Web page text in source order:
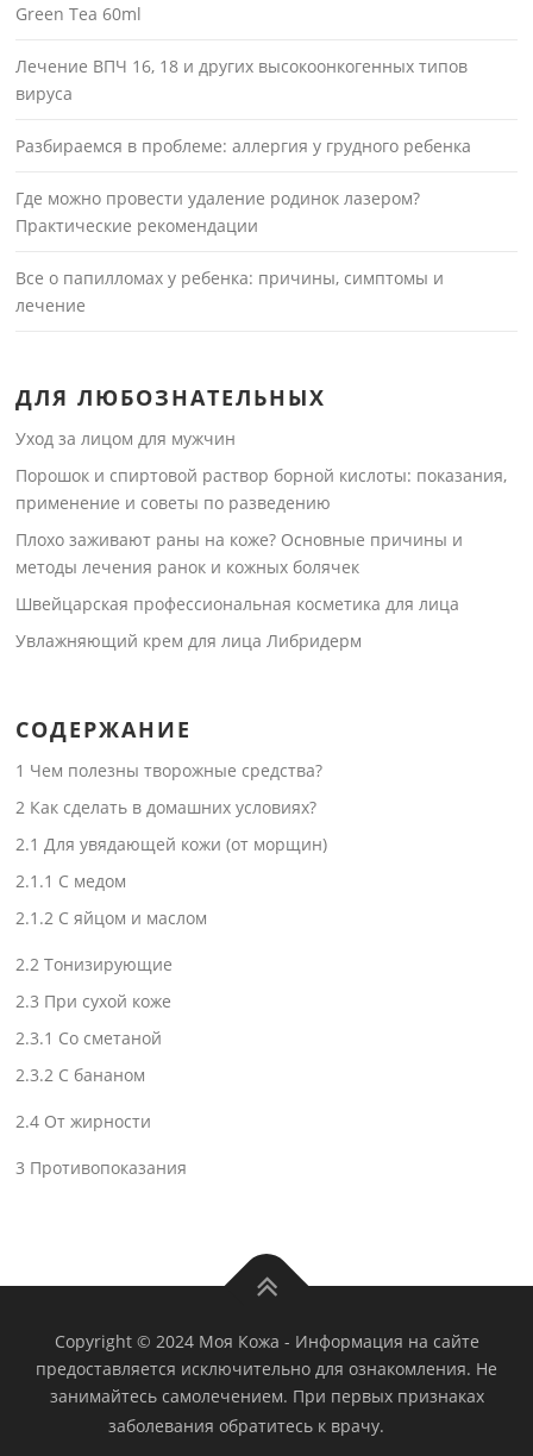
Green Tea 60ml
Лечение ВПЧ 16, 18 и других высокоонкогенных типов
вируса
Разбираемся в проблеме: аллергия у грудного ребенка
Где можно провести удаление родинок лазером?
Практические рекомендации
Все о папилломах у ребенка: причины, симптомы и
лечение
ДЛЯ ЛЮБОЗНАТЕЛЬНЫХ
Уход за лицом для мужчин
Порошок и спиртовой раствор борной кислоты: показания,
применение и советы по разведению
Плохо заживают раны на коже? Основные причины и
методы лечения ранок и кожных болячек
Швейцарская профессиональная косметика для лица
Увлажняющий крем для лица Либридерм
СОДЕРЖАНИЕ
1 Чем полезны творожные средства?
2 Как сделать в домашних условиях?
2.1 Для увядающей кожи (от морщин)
2.1.1 С медом
2.1.2 С яйцом и маслом
2.2 Тонизирующие
2.3 При сухой коже
2.3.1 Со сметаной
2.3.2 С бананом
2.4 От жирности
3 Противопоказания
Copyright © 2024 Моя Кожа - Информация на сайте
предоставляется исключительно для ознакомления. Не
занимайтесь самолечением. При первых признаках
заболевания обратитесь к врачу.